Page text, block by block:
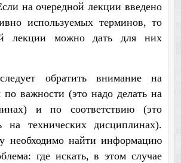
на очередной лекции введено
используемых терминов, то
лекции можно дать для них
обратить внимание на
по важности (это надо делать на
и по соответствию (это
на технических дисциплинах).
необходимо найти информацию
где искать, в этом случае